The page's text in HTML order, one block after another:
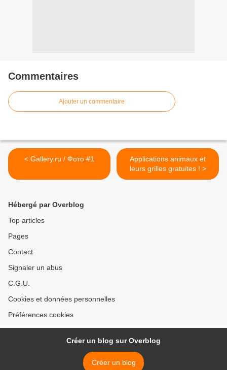
Commentaires
Ajouter un commentaire
< Gallery.ru / Фото #1
Applications animaux et
leurs grilles gratuites ! >
Hébergé par Overblog
Top articles
Pages
Contact
Signaler un abus
C.G.U.
Cookies et données personnelles
Préférences cookies
Créer un blog sur Overblog
Créer un blog